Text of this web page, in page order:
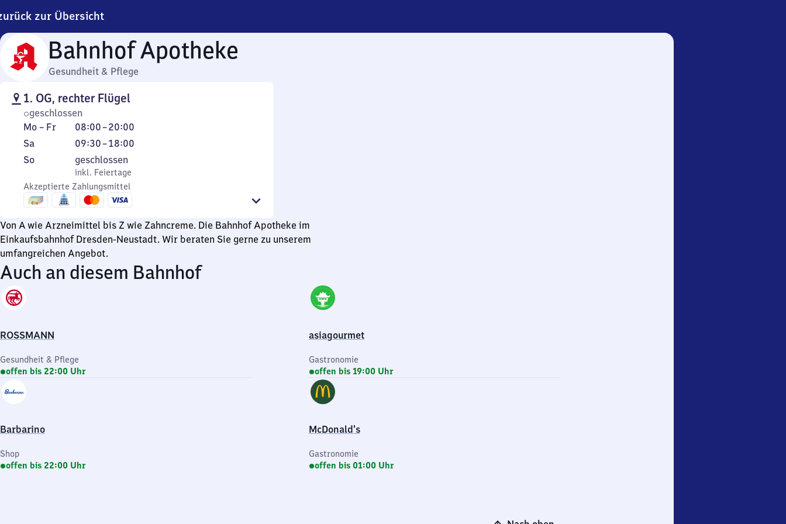
zur Übersicht
Bahnhof Apotheke
Gesundheit & Pflege
1. OG, rechter Flügel
geschlossen
Montag
bis
Freitag
Mo – Fr 08:00–20:00
Von
8
bis
20
Uhr
Samstag
Sa 09:30–18:00
Von
9
Uhr
30
bis
Uhr
Sonntag
So,
inkl. Feiertage
geschlossen
inkl. Feiertage
Akzeptierte Zahlungsmittel
Von A wie Arzneimittel bis Z wie Zahncreme. Die Bahnhof Apotheke im
Einkaufsbahnhof Dresden-Neustadt. Wir beraten Sie gerne zu unserem
umfangreichen Angebot.
Auch an diesem Bahnhof
ROSSMANN
Gesundheit & Pflege
offen bis 22:00 Uhr
asiagourmet
Gastronomie
offen bis 19:00 Uhr
Barbarino
Shop
offen bis 22:00 Uhr
McDonald's
Gastronomie
offen bis 01:00 Uhr